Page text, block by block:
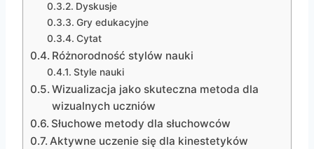
Dyskusje
Gry edukacyjne
Cytat
Różnorodność stylów nauki
Style nauki
Wizualizacja jako skuteczna metoda dla
wizualnych uczniów
Słuchowe metody dla słuchowców
Aktywne uczenie się dla kinestetyków